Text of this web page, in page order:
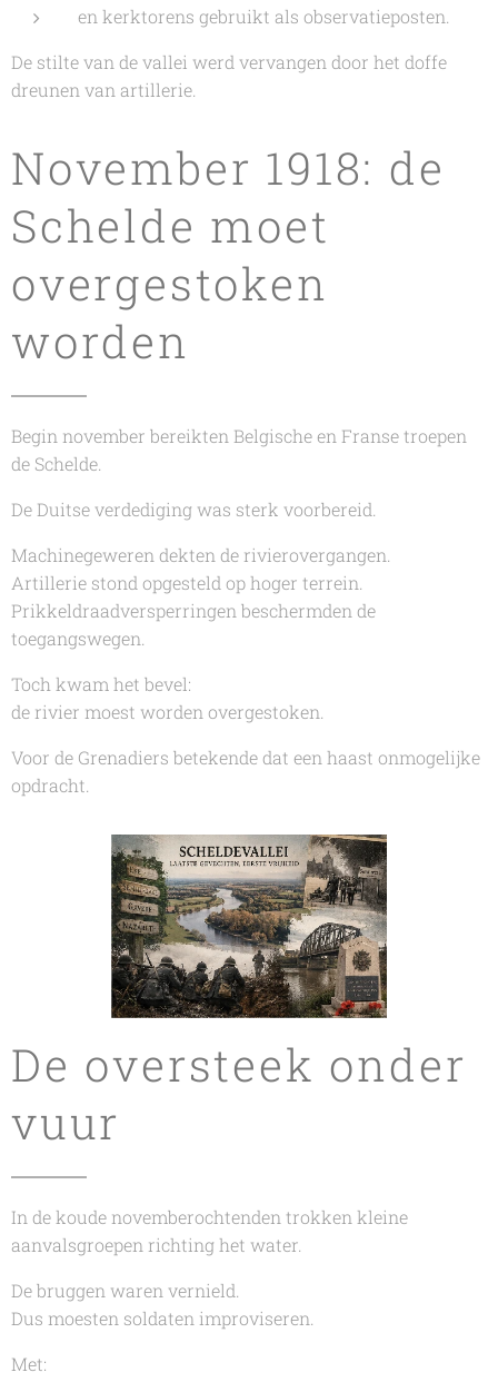
en kerktorens gebruikt als observatieposten.
De stilte van de vallei werd vervangen door het doffe
dreunen van artillerie.
November 1918: de
Schelde moet
overgestoken
worden
Begin november bereikten Belgische en Franse troepen
de Schelde.
De Duitse verdediging was sterk voorbereid.
Machinegeweren dekten de rivierovergangen.
Artillerie stond opgesteld op hoger terrein.
Prikkeldraadversperringen beschermden de
toegangswegen.
Toch kwam het bevel:
de rivier moest worden overgestoken.
Voor de Grenadiers betekende dat een haast onmogelijke
opdracht.
De oversteek onder
vuur
In de koude novemberochtenden trokken kleine
aanvalsgroepen richting het water.
De bruggen waren vernield.
Dus moesten soldaten improviseren.
Met: